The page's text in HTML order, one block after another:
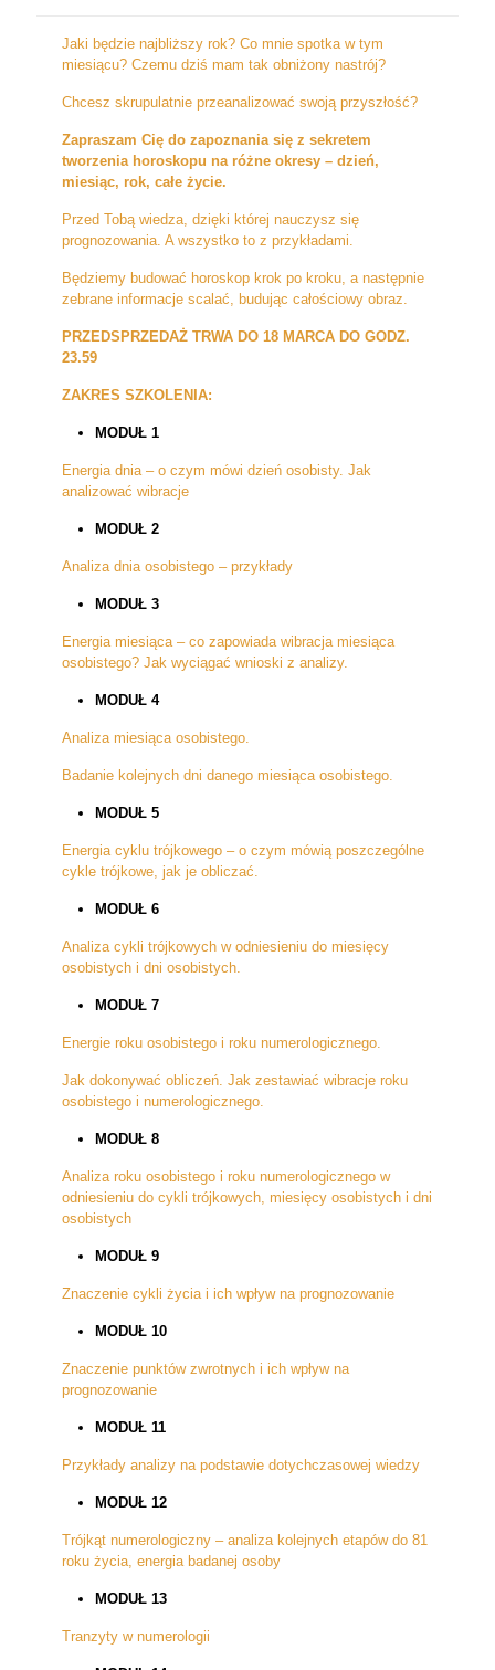
Jaki będzie najbliższy rok? Co mnie spotka w tym
miesiącu? Czemu dziś mam tak obniżony nastrój?
Chcesz skrupulatnie przeanalizować swoją przyszłość?
Zapraszam Cię do zapoznania się z sekretem
tworzenia horoskopu na różne okresy – dzień,
miesiąc, rok, całe życie.
Przed Tobą wiedza, dzięki której nauczysz się
prognozowania. A wszystko to z przykładami.
Będziemy budować horoskop krok po kroku, a następnie
zebrane informacje scalać, budując całościowy obraz.
PRZEDSPRZEDAŻ TRWA DO 18 MARCA DO GODZ.
23.59
ZAKRES SZKOLENIA:
MODUŁ 1
Energia dnia – o czym mówi dzień osobisty. Jak
analizować wibracje
MODUŁ 2
Analiza dnia osobistego – przykłady
MODUŁ 3
Energia miesiąca – co zapowiada wibracja miesiąca
osobistego? Jak wyciągać wnioski z analizy.
MODUŁ 4
Analiza miesiąca osobistego.
Badanie kolejnych dni danego miesiąca osobistego.
MODUŁ 5
Energia cyklu trójkowego – o czym mówią poszczególne
cykle trójkowe, jak je obliczać.
MODUŁ 6
Analiza cykli trójkowych w odniesieniu do miesięcy
osobistych i dni osobistych.
MODUŁ 7
Energie roku osobistego i roku numerologicznego.
Jak dokonywać obliczeń. Jak zestawiać wibracje roku
osobistego i numerologicznego.
MODUŁ 8
Analiza roku osobistego i roku numerologicznego w
odniesieniu do cykli trójkowych, miesięcy osobistych i dni
osobistych
MODUŁ 9
Znaczenie cykli życia i ich wpływ na prognozowanie
MODUŁ 10
Znaczenie punktów zwrotnych i ich wpływ na
prognozowanie
MODUŁ 11
Przykłady analizy na podstawie dotychczasowej wiedzy
MODUŁ 12
Trójkąt numerologiczny – analiza kolejnych etapów do 81
roku życia, energia badanej osoby
MODUŁ 13
Tranzyty w numerologii